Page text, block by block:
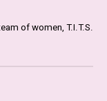
of women, T.I.T.S.